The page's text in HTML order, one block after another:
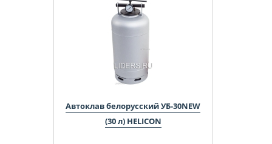
Автоклав белорусский УБ-30NEW
(30 л) HELICON